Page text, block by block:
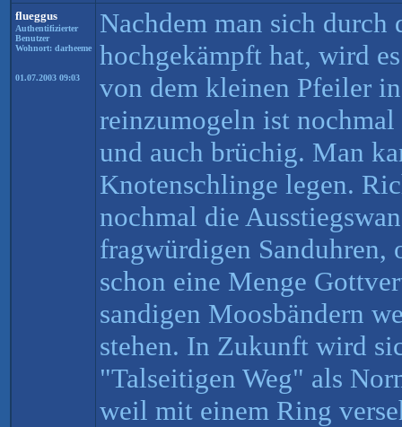
flueggus
Authentifizierter
Benutzer
Wohnort: darheeme
01.07.2003 09:03
Nachdem man sich durch
hochgekämpft hat, wird
von dem kleinen Pfeiler
reinzumogeln ist
und auch brüchig. Man
Knotenschlinge legen.
nochmal die
fragwürdigen Sanduhren,
schon eine Menge
sandigen Moosbändern
stehen. In Zukunft wird
"Talseitigen Weg" als
weil mit einem Ring